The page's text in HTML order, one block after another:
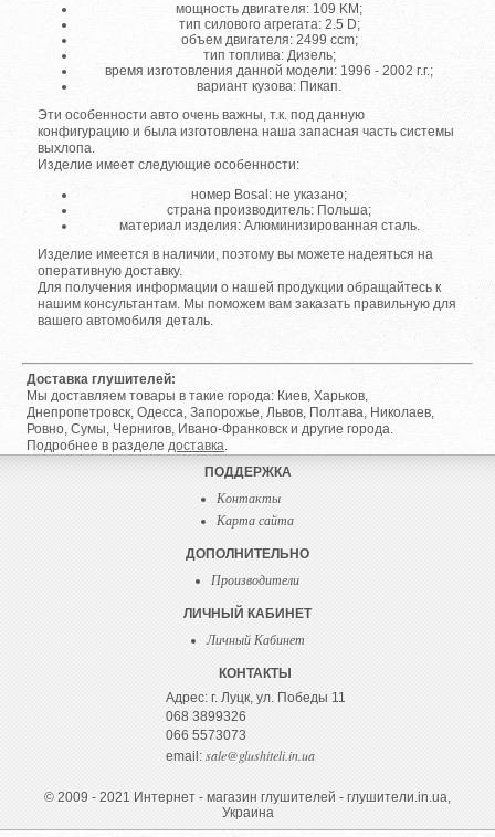
мощность двигателя: 109 KM;
тип силового агрегата: 2.5 D;
объем двигателя: 2499 ccm;
тип топлива: Дизель;
время изготовления данной модели: 1996 - 2002 г.г.;
вариант кузова: Пикап.
Эти особенности авто очень важны, т.к. под данную
конфигурацию и была изготовлена наша запасная часть системы
выхлопа.
Изделие имеет следующие особенности:
номер Bosal: не указано;
страна производитель: Польша;
материал изделия: Алюминизированная сталь.
Изделие имеется в наличии, поэтому вы можете надеяться на
оперативную доставку.
Для получения информации о нашей продукции обращайтесь к
нашим консультантам. Мы поможем вам заказать правильную для
вашего автомобиля деталь.
Доставка глушителей:
Мы доставляем товары в такие города: Киев, Харьков,
Днепропетровск, Одесса, Запорожье, Львов, Полтава, Николаев,
Ровно, Сумы, Чернигов, Ивано-Франковск и другие города.
Подробнее в разделедоставка.
ПОДДЕРЖКА
Контакты
Карта сайта
ДОПОЛНИТЕЛЬНО
Производители
ЛИЧНЫЙ КАБИНЕТ
Личный Кабинет
КОНТАКТЫ
Адрес: г. Луцк, ул. Победы 11
068 3899326
066 5573073
email: sale@glushiteli.in.ua
© 2009 - 2021 Интернет - магазин глушителей - глушители.in.ua,
Украина